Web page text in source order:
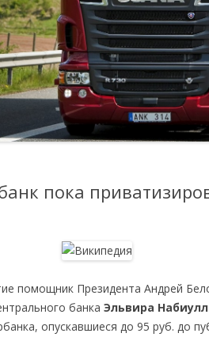
пока
помощник Президента Андрей
банка Эльвира
опускавшиеся до 95 руб. до